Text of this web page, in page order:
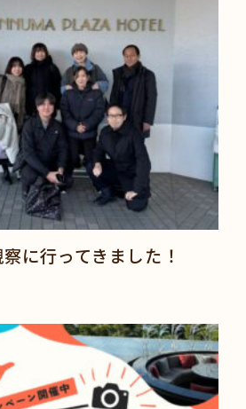
に行ってきました！